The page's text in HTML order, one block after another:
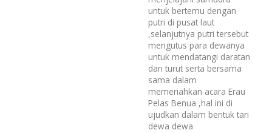
untuk bertemu dengan
putri di pusat laut
,selanjutnya putri tersebut
mengutus para dewanya
untuk mendatangi daratan
dan turut serta bersama
sama dalam
memeriahkan acara Erau
Pelas Benua ,hal ini di
ujudkan dalam bentuk tari
dewa dewa